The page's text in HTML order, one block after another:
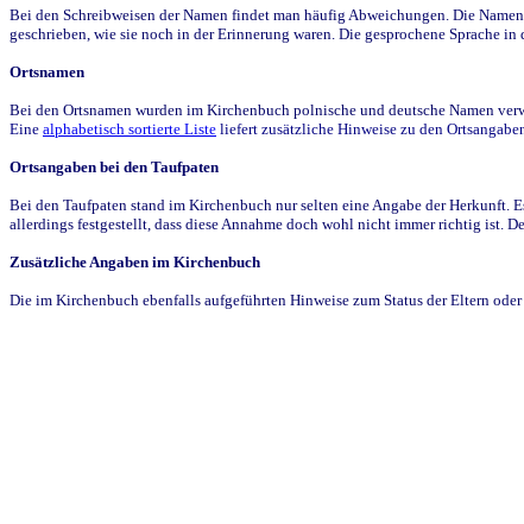
Bei den Schreibweisen der Namen findet man häufig Abweichungen. Die
geschrieben, wie sie noch in der Erinnerung waren. Die gesprochene Sprache
Ortsnamen
Bei den Ortsnamen wurden im Kirchenbuch polnische und deutsche Namen
Eine alphabetisch sortierte Liste liefert zusätzliche Hinweise zu den
Ortsangaben bei den Taufpaten
Bei den Taufpaten stand im Kirchenbuch nur selten eine Angabe der Herkunft.
allerdings festgestellt, dass diese Annahme doch wohl nicht immer richtig ist.
Zusätzliche Angaben im Kirchenbuch
Die im Kirchenbuch ebenfalls aufgeführten Hinweise zum Status der Eltern